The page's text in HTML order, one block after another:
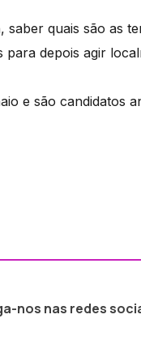
quais são as
depois agir
e são candidatos
nos nas redes